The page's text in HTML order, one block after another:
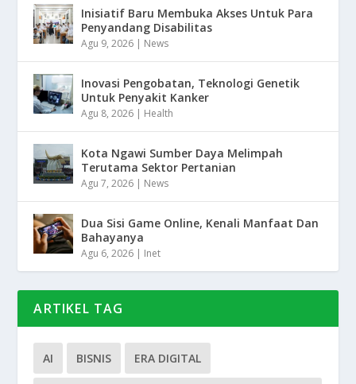
Inisiatif Baru Membuka Akses Untuk Para
Penyandang Disabilitas
Agu 9, 2026 | News
Inovasi Pengobatan, Teknologi Genetik
Untuk Penyakit Kanker
Agu 8, 2026 | Health
Kota Ngawi Sumber Daya Melimpah
Terutama Sektor Pertanian
Agu 7, 2026 | News
Dua Sisi Game Online, Kenali Manfaat Dan
Bahayanya
Agu 6, 2026 | Inet
ARTIKEL TAG
AI BISNIS ERA DIGITAL